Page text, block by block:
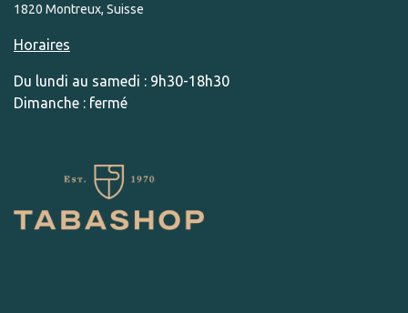
1820 Montreux, Suisse
Horaires
Du lundi au samedi : 9h30-18h30
Dimanche : fermé